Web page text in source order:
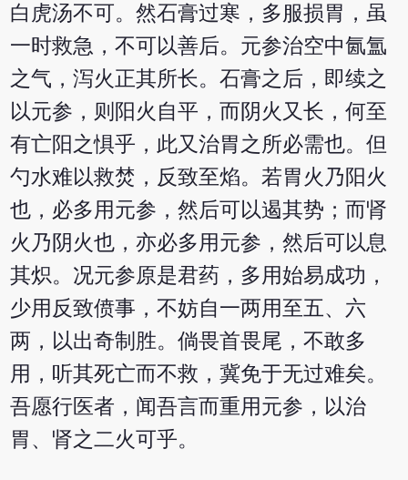
白虎汤不可。然石膏过寒，多服损胃，虽
一时救急，不可以善后。元参治空中氤氲
之气，泻火正其所长。石膏之后，即续之
以元参，则阳火自平，而阴火又长，何至
有亡阳之惧乎，此又治胃之所必需也。但
勺水难以救焚，反致至焰。若胃火乃阳火
也，必多用元参，然后可以遏其势；而肾
火乃阴火也，亦必多用元参，然后可以息
其炽。况元参原是君药，多用始易成功，
少用反致偾事，不妨自一两用至五、六
两，以出奇制胜。倘畏首畏尾，不敢多
用，听其死亡而不救，冀免于无过难矣。
吾愿行医者，闻吾言而重用元参，以治
胃、肾之二火可乎。